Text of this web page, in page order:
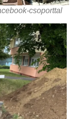
csoporttal